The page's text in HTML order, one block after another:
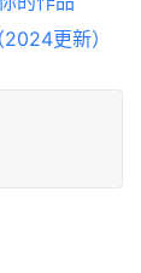
更新）